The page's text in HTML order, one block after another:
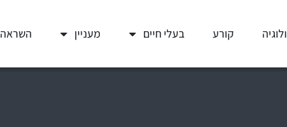
קורע בעלי חיים מעניין השראה